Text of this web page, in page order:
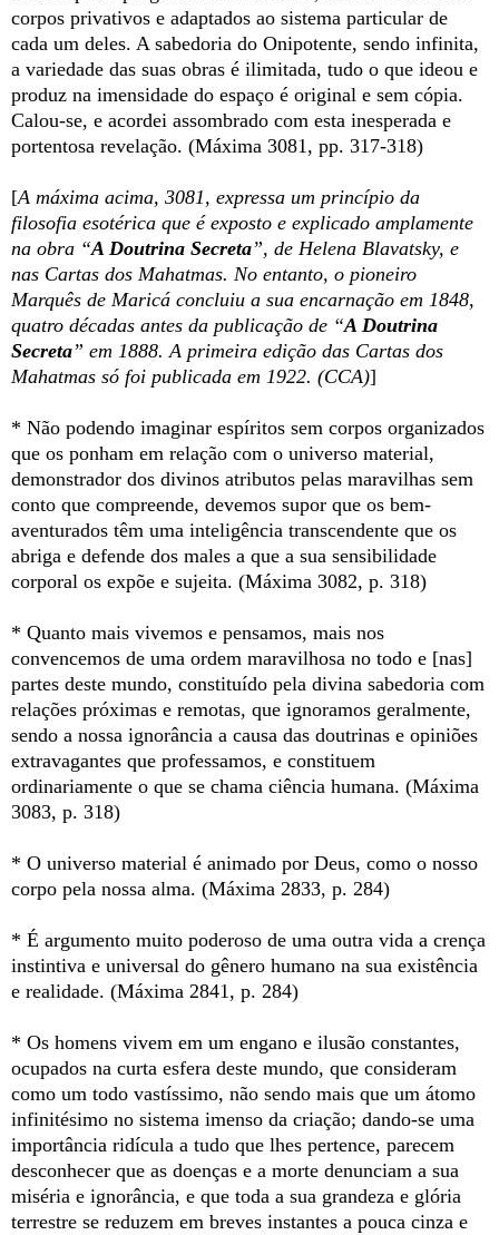
corpos privativos e adaptados ao sistema particular de
cada um deles. A sabedoria do Onipotente, sendo infinita,
a variedade das suas obras é ilimitada, tudo o que ideou e
produz na imensidade do espaço é original e sem cópia.
Calou-se, e acordei assombrado com esta inesperada e
portentosa revelação. (Máxima 3081, pp. 317-318)
[A máxima acima, 3081, expressa um princípio da
filosofia esotérica que é exposto e explicado amplamente
na obra “A Doutrina Secreta”, de Helena Blavatsky, e
nas Cartas dos Mahatmas. No entanto, o pioneiro
Marquês de Maricá concluiu a sua encarnação em 1848,
quatro décadas antes da publicação de “A Doutrina
Secreta” em 1888. A primeira edição das Cartas dos
Mahatmas só foi publicada em 1922. (CCA)]
* Não podendo imaginar espíritos sem corpos organizados
que os ponham em relação com o universo material,
demonstrador dos divinos atributos pelas maravilhas sem
conto que compreende, devemos supor que os bem-
aventurados têm uma inteligência transcendente que os
abriga e defende dos males a que a sua sensibilidade
corporal os expõe e sujeita. (Máxima 3082, p. 318)
* Quanto mais vivemos e pensamos, mais nos
convencemos de uma ordem maravilhosa no todo e [nas]
partes deste mundo, constituído pela divina sabedoria com
relações próximas e remotas, que ignoramos geralmente,
sendo a nossa ignorância a causa das doutrinas e opiniões
extravagantes que professamos, e constituem
ordinariamente o que se chama ciência humana. (Máxima
3083, p. 318)
* O universo material é animado por Deus, como o nosso
corpo pela nossa alma. (Máxima 2833, p. 284)
* É argumento muito poderoso de uma outra vida a crença
instintiva e universal do gênero humano na sua existência
e realidade. (Máxima 2841, p. 284)
* Os homens vivem em um engano e ilusão constantes,
ocupados na curta esfera deste mundo, que consideram
como um todo vastíssimo, não sendo mais que um átomo
infinitésimo no sistema imenso da criação; dando-se uma
importância ridícula a tudo que lhes pertence, parecem
desconhecer que as doenças e a morte denunciam a sua
miséria e ignorância, e que toda a sua grandeza e glória
terrestre se reduzem em breves instantes a pouca cinza e